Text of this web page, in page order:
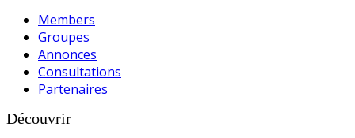
Members
Groupes
Annonces
Consultations
Partenaires
Découvrir